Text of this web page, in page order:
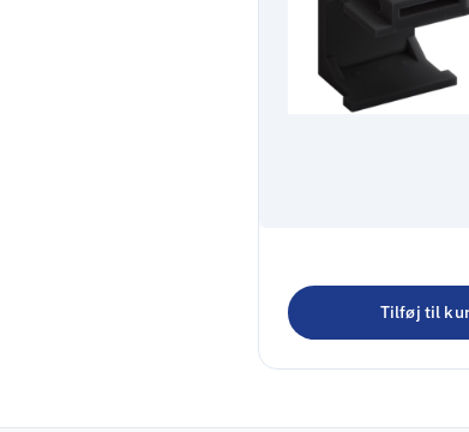
skjuler
105,00 kr.
131,25kr.inkl.
Tilføj til